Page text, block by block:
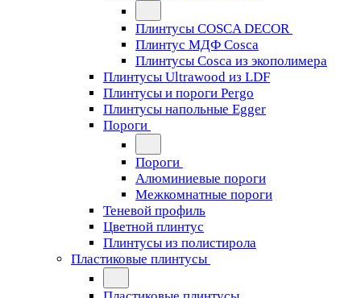
Плинтусы COSCA DECOR
Плинтус МДФ Cosca
Плинтусы Cosca из экополимера
Плинтусы Ultrawood из LDF
Плинтусы и пороги Pergo
Плинтусы напольные Egger
Пороги
Пороги
Алюминиевые пороги
Межкомнатные пороги
Теневой профиль
Цветной плинтус
Плинтусы из полистирола
Пластиковые плинтусы